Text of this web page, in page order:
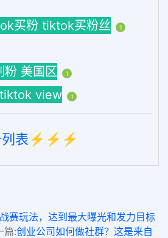
买粉 tiktok买粉丝 1
美国区 1
view 1
列表⚡️⚡️⚡️
赛玩法，达到最大曝光和发力目标
篇:创业公司如何做社群？这是来自